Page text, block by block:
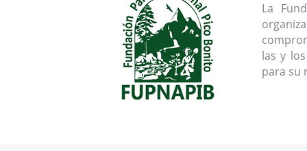
La
las y
para su